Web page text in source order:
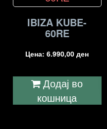
IBIZA KUBE-
60RE
Цена:6.990,00ден
Додај во
кошница